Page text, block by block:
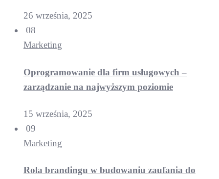
26 września, 2025
08
Marketing
Oprogramowanie dla firm usługowych –
zarządzanie na najwyższym poziomie
15 września, 2025
09
Marketing
Rola brandingu w budowaniu zaufania do